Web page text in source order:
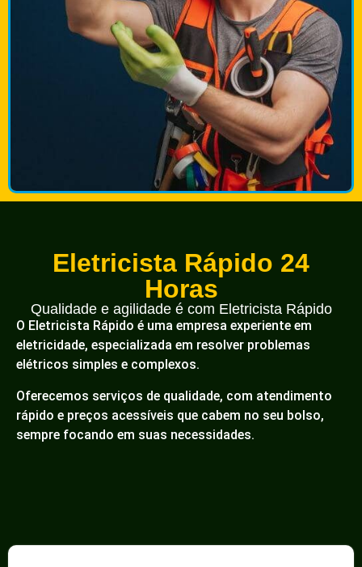
Eletricista Rápido 24
Horas
Qualidade e agilidade é com Eletricista Rápido
O Eletricista Rápido é uma empresa experiente em
eletricidade, especializada em resolver problemas
elétricos simples e complexos.
Oferecemos serviços de qualidade, com atendimento
rápido e preços acessíveis que cabem no seu bolso,
sempre focando em suas necessidades.